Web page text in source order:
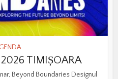
2026 TIMIȘOARA
Beyond Boundaries Designul